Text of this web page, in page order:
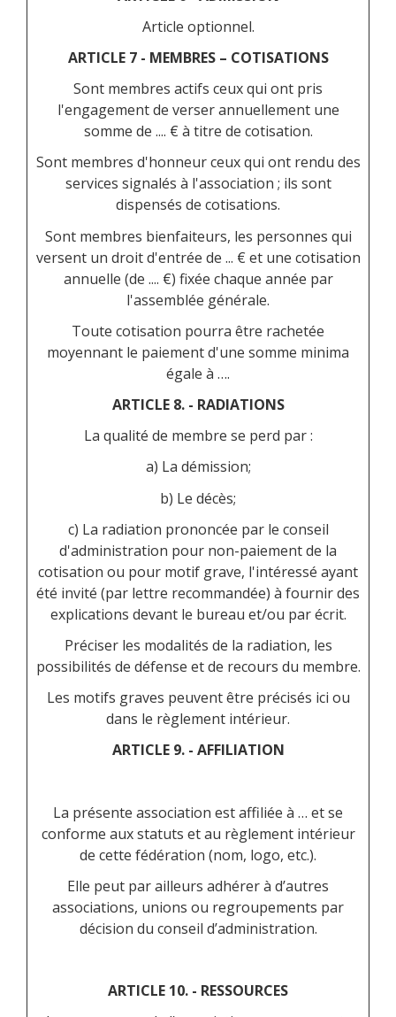
Article optionnel.
ARTICLE 7 - MEMBRES – COTISATIONS
Sont membres actifs ceux qui ont pris
l'engagement de verser annuellement une
somme de .... € à titre de cotisation.
Sont membres d'honneur ceux qui ont rendu des
services signalés à l'association ; ils sont
dispensés de cotisations.
Sont membres bienfaiteurs, les personnes qui
versent un droit d'entrée de ... € et une cotisation
annuelle (de .... €) fixée chaque année par
l'assemblée générale.
Toute cotisation pourra être rachetée
moyennant le paiement d'une somme minima
égale à ….
ARTICLE 8. - RADIATIONS
La qualité de membre se perd par :
a) La démission;
b) Le décès;
c) La radiation prononcée par le conseil
d'administration pour non-paiement de la
cotisation ou pour motif grave, l'intéressé ayant
été invité (par lettre recommandée) à fournir des
explications devant le bureau et/ou par écrit.
Préciser les modalités de la radiation, les
possibilités de défense et de recours du membre.
Les motifs graves peuvent être précisés ici ou
dans le règlement intérieur.
ARTICLE 9. - AFFILIATION
La présente association est affiliée à … et se
conforme aux statuts et au règlement intérieur
de cette fédération (nom, logo, etc.).
Elle peut par ailleurs adhérer à d’autres
associations, unions ou regroupements par
décision du conseil d’administration.
ARTICLE 10. - RESSOURCES